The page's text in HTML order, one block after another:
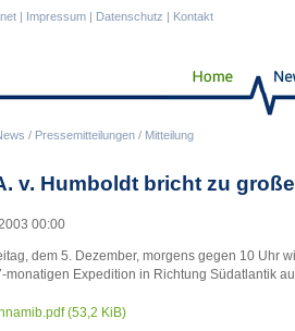
/ Pressemitteilungen / Mitteilung
| Impressum | Datenschutz | Kontakt
v. Humboldt bricht zu
00:00
dem 5. Dezember, morgens gegen 10 Uhr
monatigen Expedition in Richtung Südatlantik
(53,2 KiB)